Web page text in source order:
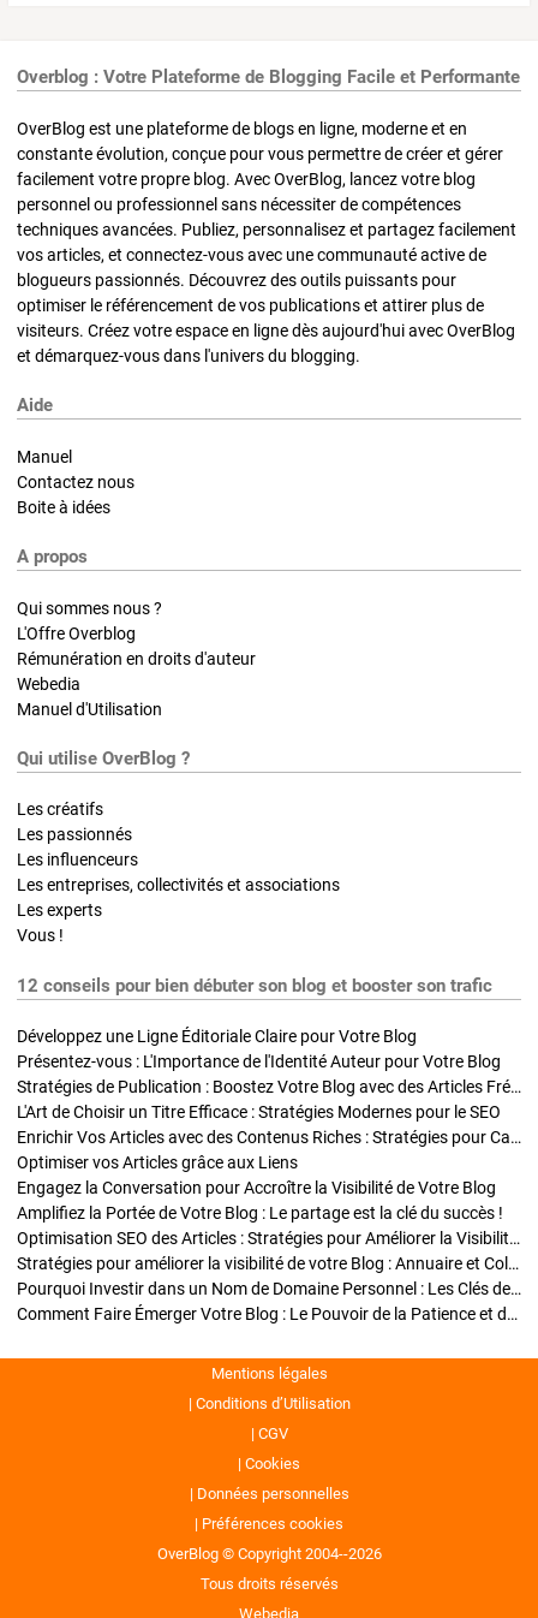
Overblog : Votre Plateforme de Blogging Facile et Performante
OverBlog est une plateforme de blogs en ligne, moderne et en
constante évolution, conçue pour vous permettre de créer et gérer
facilement votre propre blog. Avec OverBlog, lancez votre blog
personnel ou professionnel sans nécessiter de compétences
techniques avancées. Publiez, personnalisez et partagez facilement
vos articles, et connectez-vous avec une communauté active de
blogueurs passionnés. Découvrez des outils puissants pour
optimiser le référencement de vos publications et attirer plus de
visiteurs. Créez votre espace en ligne dès aujourd'hui avec OverBlog
et démarquez-vous dans l'univers du blogging.
Aide
Manuel
Contactez nous
Boite à idées
A propos
Qui sommes nous ?
L'Offre Overblog
Rémunération en droits d'auteur
Webedia
Manuel d'Utilisation
Qui utilise OverBlog ?
Les créatifs
Les passionnés
Les influenceurs
Les entreprises, collectivités et associations
Les experts
Vous !
12 conseils pour bien débuter son blog et booster son trafic
Développez une Ligne Éditoriale Claire pour Votre Blog
Présentez-vous : L'Importance de l'Identité Auteur pour Votre Blog
Stratégies de Publication : Boostez Votre Blog avec des Articles Fréquents et Exclusifs
L'Art de Choisir un Titre Efficace : Stratégies Modernes pour le SEO
Enrichir Vos Articles avec des Contenus Riches : Stratégies pour Captiver et Optimiser
Optimiser vos Articles grâce aux Liens
Engagez la Conversation pour Accroître la Visibilité de Votre Blog
Amplifiez la Portée de Votre Blog : Le partage est la clé du succès !
Optimisation SEO des Articles : Stratégies pour Améliorer la Visibilité de Votre Blog
Stratégies pour améliorer la visibilité de votre Blog : Annuaire et Collaborations
Pourquoi Investir dans un Nom de Domaine Personnel : Les Clés de la Réussite de Votre Blog
Comment Faire Émerger Votre Blog : Le Pouvoir de la Patience et de la Persévérance
Mentions légales
Conditions d’Utilisation
CGV
Cookies
Données personnelles
Préférences cookies
OverBlog © Copyright 2004--2026
Tous droits réservés
Webedia